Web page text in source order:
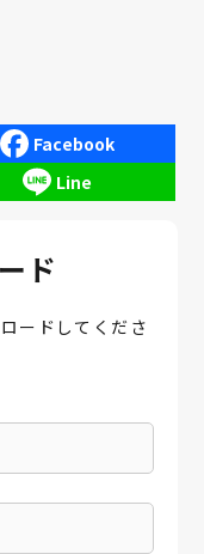
Facebook
Line
ド
ードしてくださ